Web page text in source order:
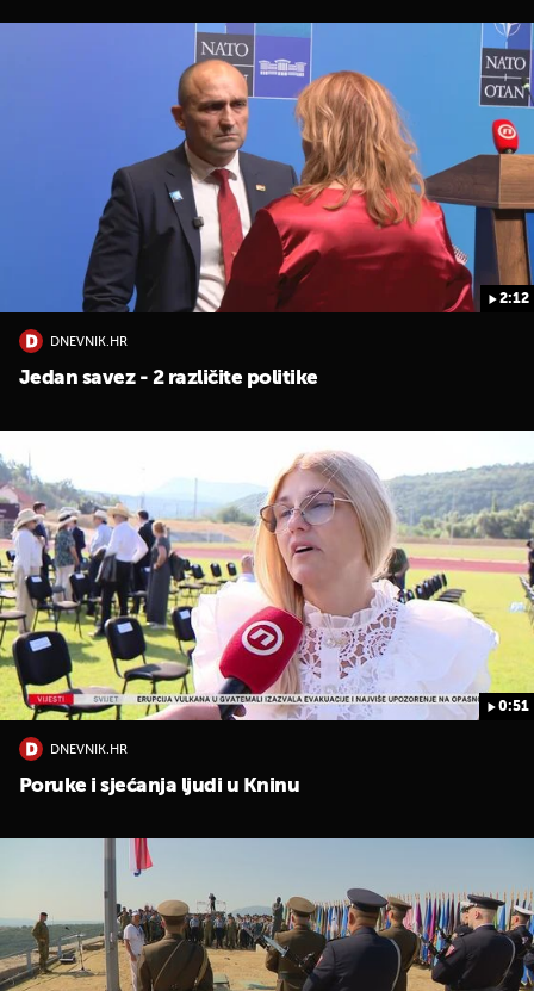
2:12
DNEVNIK.HR
Jedan savez - 2 različite politike
0:51
DNEVNIK.HR
Poruke i sjećanja ljudi u Kninu
UKLJUČITE NOTIFIKACIJE